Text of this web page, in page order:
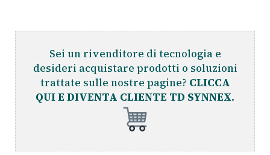
Sei un rivenditore di tecnologia e
desideri acquistare prodotti o soluzioni
trattate sulle nostre pagine? CLICCA
QUI E DIVENTA CLIENTE TD SYNNEX.